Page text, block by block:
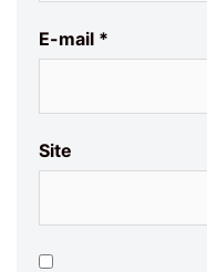
E-mail *
Site